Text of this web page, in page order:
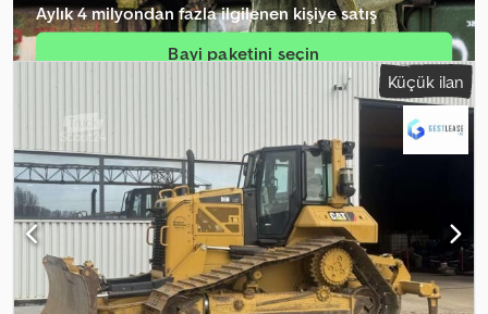
Aylık 4 milyondan fazla ilgilenen kişiye satış
Bayi paketini seçin
Küçük ilan